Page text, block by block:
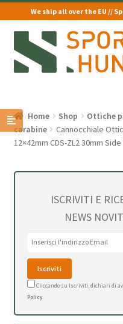
We ship all over the EU //
Vai
alla
navigazione
Vai
al
contenuto
Home Shop Ottiche
carabine
Cannocchiale
12×42mm CDS-ZL2 30mm
ISCRIVITI E
NEWS
Cliccando su Iscriviti, dichiari di
Policy.